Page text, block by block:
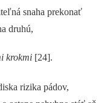
snaha prekonať
druhú,
krok­­mi [24].
rizika pádov,